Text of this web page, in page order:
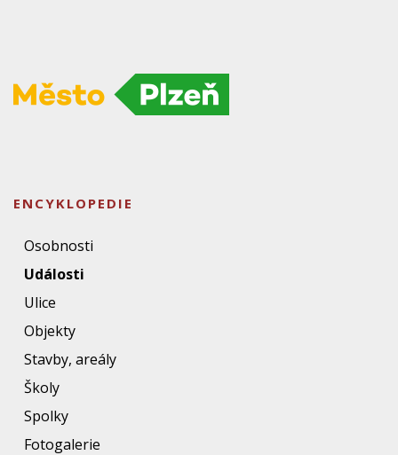
ENCYKLOPEDIE
Osobnosti
Události
Ulice
Objekty
Stavby, areály
Školy
Spolky
Fotogalerie